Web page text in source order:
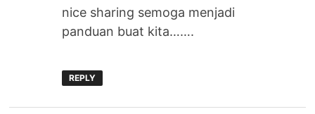
nice sharing semoga menjadi
panduan buat kita…….
REPLY